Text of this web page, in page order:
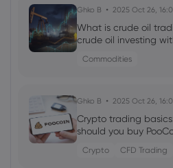
Ghko B 2025 Oct 26,
What is crude oil
crude oil investing
Commodities
Ghko B 2025 Oct 26,
Crypto trading
should you buy
Crypto CFD Trading